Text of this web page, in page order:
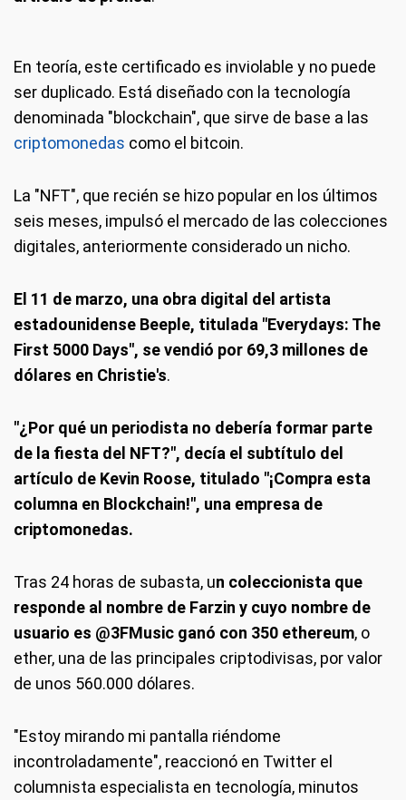
En teoría, este certificado es inviolable y no puede
ser duplicado. Está diseñado con la tecnología
denominada "blockchain", que sirve de base a las
criptomonedas como el bitcoin.
La "NFT", que recién se hizo popular en los últimos
seis meses, impulsó el mercado de las colecciones
digitales, anteriormente considerado un nicho.
El 11 de marzo, una obra digital del artista
estadounidense Beeple, titulada "Everydays: The
First 5000 Days", se vendió por 69,3 millones de
dólares en Christie's.
"¿Por qué un periodista no debería formar parte
de la fiesta del NFT?", decía el subtítulo del
artículo de Kevin Roose, titulado "¡Compra esta
columna en Blockchain!", una empresa de
criptomonedas.
Tras 24 horas de subasta, un coleccionista que
responde al nombre de Farzin y cuyo nombre de
usuario es @3FMusic ganó con 350 ethereum, o
ether, una de las principales criptodivisas, por valor
de unos 560.000 dólares.
"Estoy mirando mi pantalla riéndome
incontroladamente", reaccionó en Twitter el
columnista especialista en tecnología, minutos